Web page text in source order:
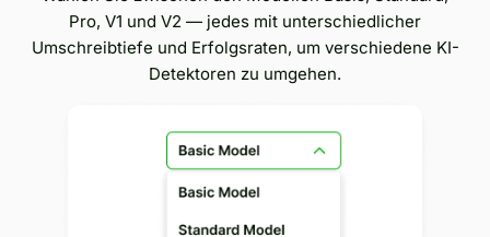
Pro, V1 und V2 — jedes mit unterschiedlicher
Umschreibtiefe und Erfolgsraten, um verschiedene KI-
Detektoren zu umgehen.